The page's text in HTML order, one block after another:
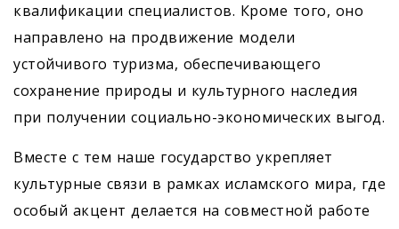
квалификации специалистов. Кроме того, оно
направлено на продвижение модели
устойчивого туризма, обеспечивающего
сохранение природы и культурного наследия
при получении социально-экономических выгод.
Вместе с тем наше государство укреп­ляет
культурные связи в рамках исламского мира, где
особый акцент делается на совместной работе